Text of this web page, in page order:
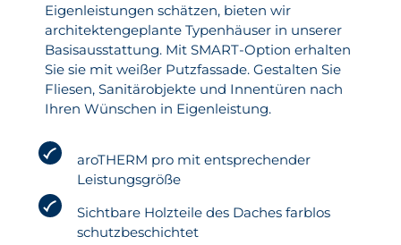
Eigenleistungen schätzen, bieten wir
architektengeplante Typenhäuser in unserer
Basisausstattung. Mit SMART-Option erhalten
Sie sie mit weißer Putzfassade. Gestalten Sie
Fliesen, Sanitärobjekte und Innentüren nach
Ihren Wünschen in Eigenleistung.
aroTHERM pro mit entsprechender
Leistungsgröße
Sichtbare Holzteile des Daches farblos
schutzbeschichtet